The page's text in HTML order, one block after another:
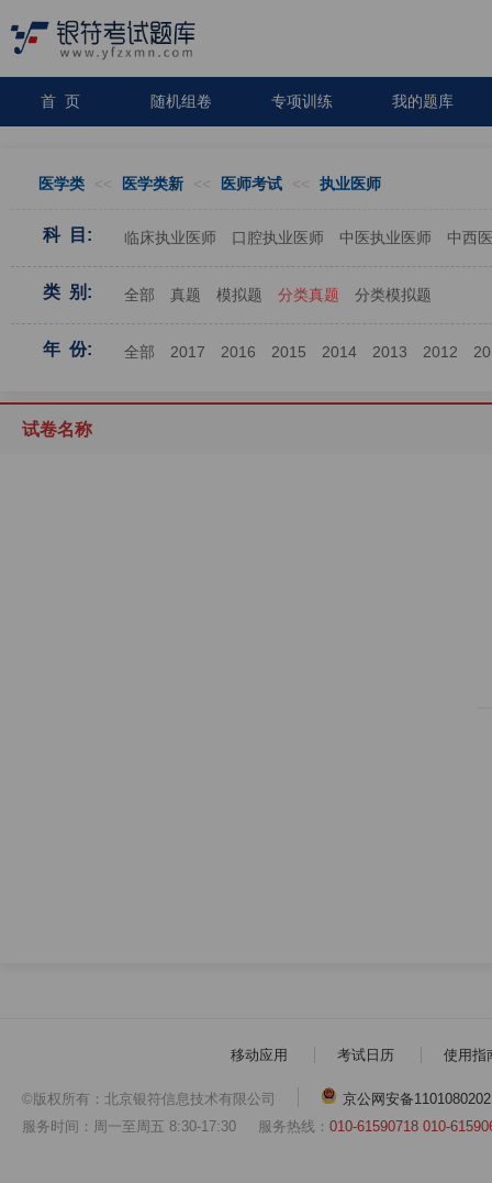
首 页 随机组卷 专项训练 我的题库
医学类 << 医学类新 << 医师考试 << 执业医师
科 目: 临床执业医师 口腔执业医师 中医执业医师 中西
类 别: 全部 真题 模拟题 分类真题 分类模拟题
年 份: 全部 2017 2016 2015 2014 2013 2012
试卷名称
移动应用 考试日历 使用指
©版权所有：北京银符信息技术有限公司
京公网安备
服务时间：周一至周五 8:30-17:30 服务热线： 010-61590718 010-